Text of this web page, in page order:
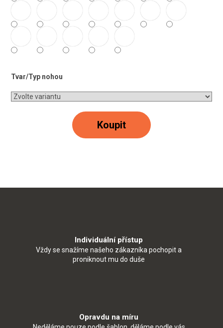
Tvar/Typ nohou
Koupit
Individuální přístup
Vždy se snažíme našeho zákazníka pochopit a
proniknout mu do duše
Opravdu na míru